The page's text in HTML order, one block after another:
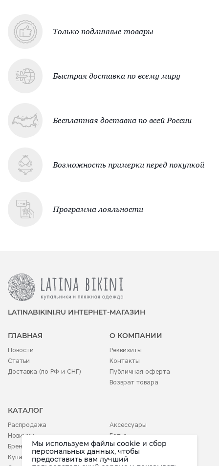
Только подлинные товары
Быстрая доставка по всему миру
Бесплатная доставка по всей России
Возможность примерки перед покупкой
Программа лояльности
LATINABIKINI.RU ИНТЕРНЕТ-МАГАЗИН
ГЛАВНАЯ
Новости
Статьи
Доставка (по РФ и СНГ)
О КОМПАНИИ
Реквизиты
Контакты
Публичная оферта
Возврат товара
КАТАЛОГ
Распродажа
Новинки
Бренды
Купальники
Аксессуары
Белье
Детское
Мы используем файлы cookie и сбор
персональных данных, чтобы
предоставить вам лучший